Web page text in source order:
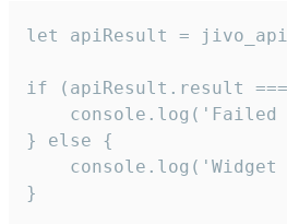
let apiResult =
if (apiResult.result
console.log('Failed
} else {
console.log('Widget
}